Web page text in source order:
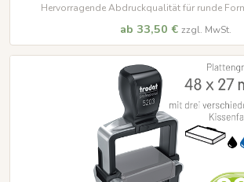
Hervorragende Abdruckqualität für runde
neutrale Produktion
ab 33,50 € zzgl. MwSt.